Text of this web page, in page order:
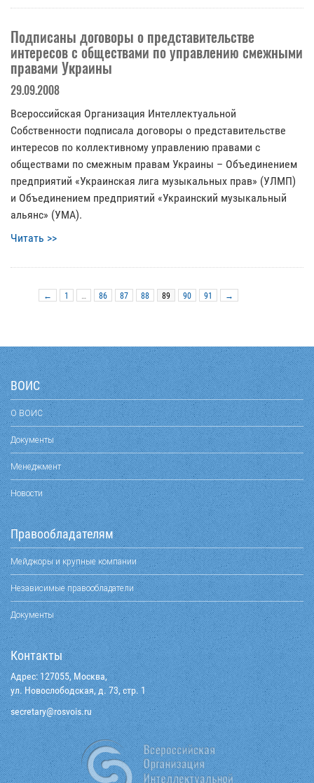
Подписаны договоры о представительстве
интересов с обществами по управлению смежными
правами Украины
29.09.2008
Всероссийская Организация Интеллектуальной
Собственности подписала договоры о представительстве
интересов по коллективному управлению правами с
обществами по смежным правам Украины – Объединением
предприятий «Украинская лига музыкальных прав» (УЛМП)
и Объединением предприятий «Украинский музыкальный
альянс» (УМА).
Читать >>
← 1 … 86 87 88 89 90 91 →
ВОИС
О ВОИС
Документы
Менеджмент
Новости
Правообладателям
Мейджоры и крупные компании
Независимые правообладатели
Документы
Контакты
Адрес: 127055, Москва,
ул. Новослободская, д. 73, стр. 1
ur.siovsor
@yraterces